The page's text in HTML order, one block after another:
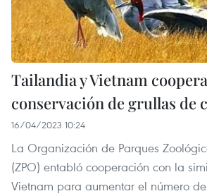
Tailandia y Vietnam
conservación de grullas de
16/04/2023 10:24
La Organización de Parques
(ZPO) entabló cooperación con la
Vietnam para aumentar el número